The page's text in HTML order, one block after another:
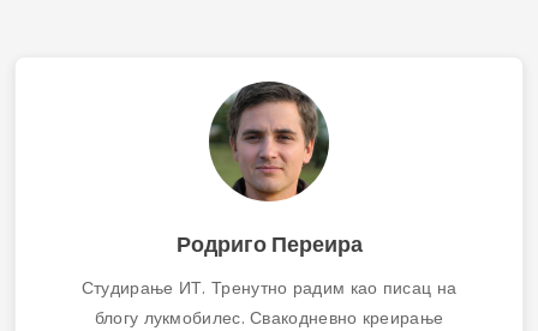
Родриго Переира
Студирање ИТ. Тренутно радим као писац на
блогу лукмобилес. Свакодневно креирање